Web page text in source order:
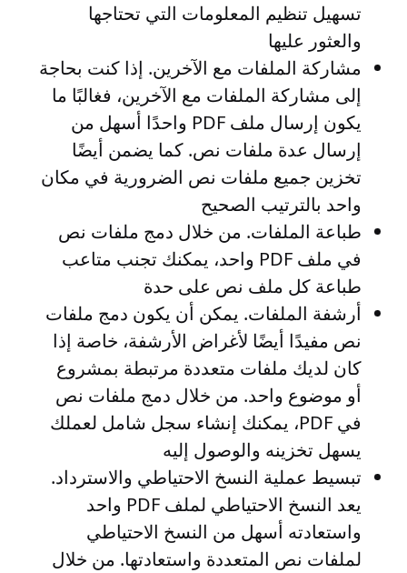
تسهيل تنظيم المعلومات التي تحتاجها
والعثور عليها
مشاركة الملفات مع الآخرين. إذا كنت بحاجة
إلى مشاركة الملفات مع الآخرين، فغالبًا ما
يكون إرسال ملف PDF واحدًا أسهل من
إرسال عدة ملفات نص. كما يضمن أيضًا
تخزين جميع ملفات نص الضرورية في مكان
واحد بالترتيب الصحيح
طباعة الملفات. من خلال دمج ملفات نص
في ملف PDF واحد، يمكنك تجنب متاعب
طباعة كل ملف نص على حدة
أرشفة الملفات. يمكن أن يكون دمج ملفات
نص مفيدًا أيضًا لأغراض الأرشفة، خاصة إذا
كان لديك ملفات متعددة مرتبطة بمشروع
أو موضوع واحد. من خلال دمج ملفات نص
في PDF، يمكنك إنشاء سجل شامل لعملك
يسهل تخزينه والوصول إليه
تبسيط عملية النسخ الاحتياطي والاسترداد.
يعد النسخ الاحتياطي لملف PDF واحد
واستعادته أسهل من النسخ الاحتياطي
لملفات نص المتعددة واستعادتها. من خلال